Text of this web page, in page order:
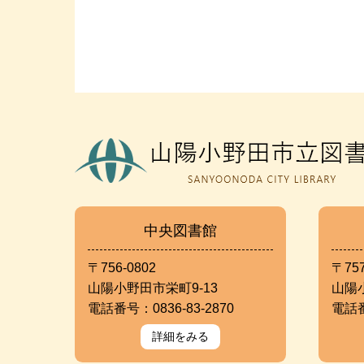
中央図書館
〒756-0802
山陽小野田市栄町9-13
電話番号：0836-83-2870
詳細をみる
〒
山陽
電話